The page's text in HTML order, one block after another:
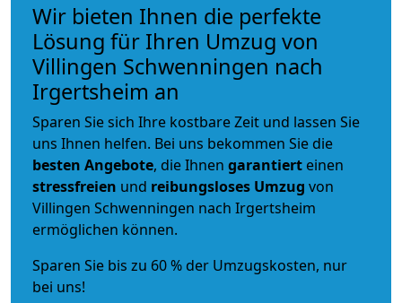
Wir bieten Ihnen die perfekte
Lösung für Ihren Umzug von
Villingen Schwenningen nach
Irgertsheim an
Sparen Sie sich Ihre kostbare Zeit und lassen Sie
uns Ihnen helfen. Bei uns bekommen Sie die
besten Angebote, die Ihnen garantiert einen
stressfreien und reibungsloses Umzug von
Villingen Schwenningen nach Irgertsheim
ermöglichen können.
Sparen Sie bis zu 60 % der Umzugskosten, nur
bei uns!